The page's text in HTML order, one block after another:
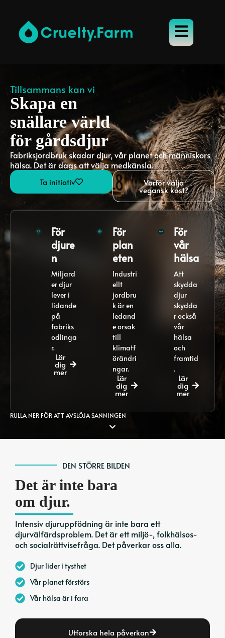
Tillsammans kan vi
Skapa en
snällare värld
för gårdsdjur
Fabriksjordbruk skadar djur, vår planet och människors
hälsa. Det är dags att välja medkänsla.
Ta initiativ Varför välja
vegansk kost?
För
djure
n
Miljard
er djur
lever i
lidande
på
fabriks
odlinga
r.
Lär
dig
mer
För
plan
eten
Industri
ellt
jordbru
k är en
ledand
e orsak
till
klimatf
örändri
ngar.
Lär
dig
mer
För
vår
hälsa
Att
skydda
djur
skydda
r också
vår
hälsa
och
framtid
.
Lär
dig
mer
RULLA NER FÖR ATT AVSLÖJA SANNINGEN
DEN STÖRRE BILDEN
Det är inte bara
om djur.
Intensiv djuruppfödning är inte bara ett
djurvälfärdsproblem. Det är ett miljö-, folkhälsos-
och socialrättvisefråga. Det påverkar oss alla.
Djur lider i tysthet
Vår planet förstörs
Vår hälsa är i fara
Utforska hela påverkan